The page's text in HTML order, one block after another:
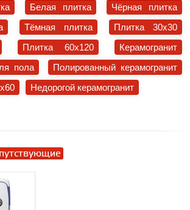
Белая плитка
Чёрная плитка
Тёмная плитка
Плитка 30x30
Плитка 60x120
Керамогранит
пола
Полированный керамогранит
Недорогой керамогранит